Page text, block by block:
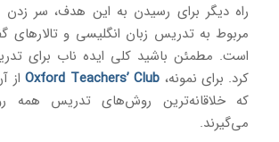
راه دیگر برای رسیدن به این هدف، سر
مربوط به تدریس زبان انگلیسی و تالارهای
است. مطمئن باشید کلی ایده ناب برای
کرد. برای نمونه، Oxford Teachers’ Clubاز
که خلاقانه‌ترین روش‌های تدریس همه
می‌گیرند.